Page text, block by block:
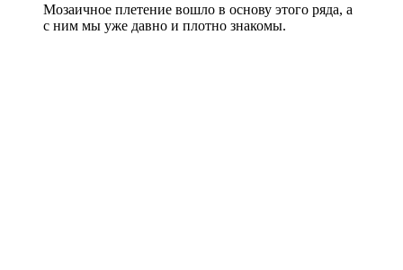
Мозаичное плетение вошло в основу этого ряда, а
с ним мы уже давно и плотно знакомы.